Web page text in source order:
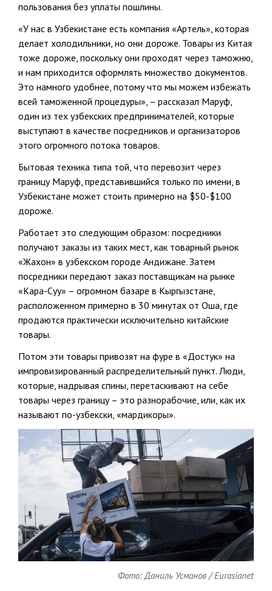
пользования без уплаты пошлины.
«У нас в Узбекистане есть компания «Артель», которая
делает холодильники, но они дороже. Товары из Китая
тоже дороже, поскольку они проходят через таможню,
и нам приходится оформлять множество документов.
Это намного удобнее, потому что мы можем избежать
всей таможенной процедуры», – рассказал Маруф,
один из тех узбекских предпринимателей, которые
выступают в качестве посредников и организаторов
этого огромного потока товаров.
Бытовая техника типа той, что перевозит через
границу Маруф, представившийся только по имени, в
Узбекистане может стоить примерно на $50-$100
дороже.
Работает это следующим образом: посредники
получают заказы из таких мест, как товарный рынок
«Жахон» в узбекском городе Андижане. Затем
посредники передают заказ поставщикам на рынке
«Кара-Суу» – огромном базаре в Кыргызстане,
расположенном примерно в 30 минутах от Оша, где
продаются практически исключительно китайские
товары.
Потом эти товары привозят на фуре в «Достук» на
импровизированный распределительный пункт. Люди,
которые, надрывая спины, перетаскивают на себе
товары через границу – это разнорабочие, или, как их
называют по-узбекски, «мардикоры».
Фото: Даниль Усманов / Eurasianet